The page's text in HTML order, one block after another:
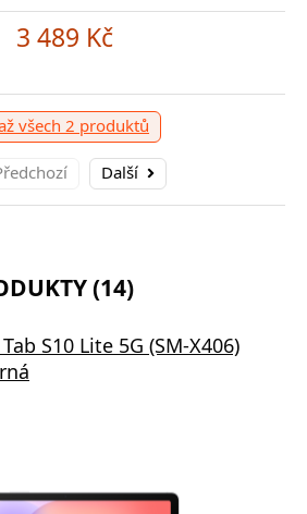
3 489 Kč
všech 2 produktů
Další
(14)
S10 Lite 5G (SM-X406)